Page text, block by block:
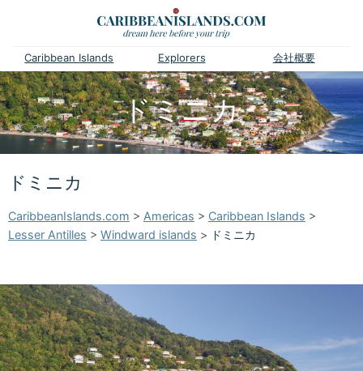
Caribbean Islands Explorers 会社概要
ドミニカ
ドミニカ
CaribbeanIslands.com > Americas > Caribbean Islands >
Lesser Antilles > Windward islands > ドミニカ